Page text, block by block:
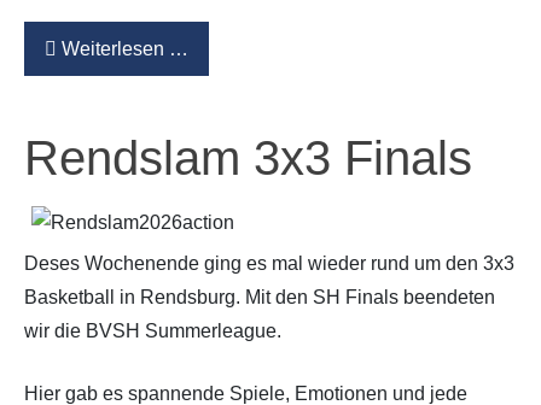
Weiterlesen …
Rendslam 3x3 Finals
Deses Wochenende ging es mal wieder rund um den 3x3
Basketball in Rendsburg. Mit den SH Finals beendeten
wir die BVSH Summerleague.
Hier gab es spannende Spiele, Emotionen und jede